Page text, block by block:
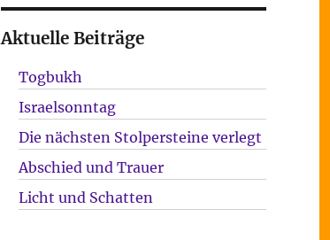
Aktuelle Beiträge
Togbukh
Israelsonntag
Die nächsten Stolpersteine verlegt
Abschied und Trauer
Licht und Schatten